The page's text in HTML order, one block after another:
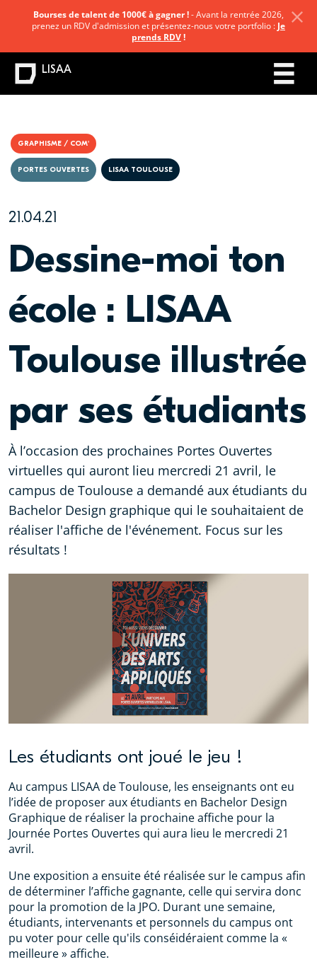
GRAPHISME / COM'
21.04.21
PORTES OUVERTES LISAA TOULOUSE
Dessine-moi ton
école : LISAA
Toulouse illustrée
par ses étudiants
À l’occasion des prochaines Portes Ouvertes
virtuelles qui auront lieu mercredi 21 avril, le
campus de Toulouse a demandé aux étudiants du
Bachelor Design graphique qui le souhaitaient de
réaliser l'affiche de l'événement. Focus sur les
résultats !
Les étudiants ont joué le jeu !
Au campus LISAA de Toulouse, les enseignants ont eu
l’idée de proposer aux étudiants en Bachelor Design
Graphique de réaliser la prochaine affiche pour la
Journée Portes Ouvertes qui aura lieu le mercredi 21
avril.
Une exposition a ensuite été réalisée sur le campus afin
de déterminer l’affiche gagnante, celle qui servira donc
pour la promotion de la JPO. Durant une semaine,
étudiants, intervenants et personnels du campus ont
pu voter pour celle qu'ils conséidéraient comme la «
meilleure » affiche.
Bourses de talent de 1000€ à gagner !- Avant la rentrée 2026,
prenez un RDV d'admission et présentez-nous votre portfolio : Je
prends RDV!
LISAA